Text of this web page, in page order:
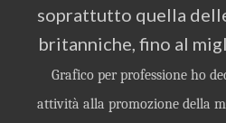
soprattutto quella
britanniche, fino al
Grafico per professione ho
attività alla promozione della